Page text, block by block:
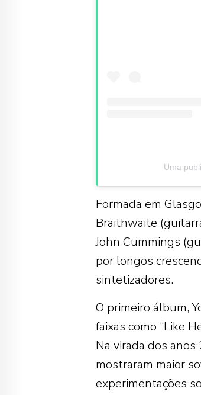
Uma
Formada em
Braithwaite
John Cummings
por longos
sintetizadores.
O primeiro álbum,
faixas como “Like
Na virada dos
mostraram maior
experimentações